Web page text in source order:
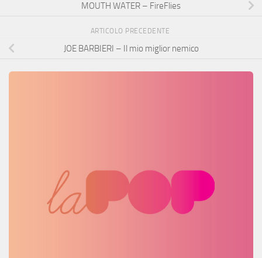
MOUTH WATER – FireFlies
ARTICOLO PRECEDENTE
JOE BARBIERI – Il mio miglior nemico